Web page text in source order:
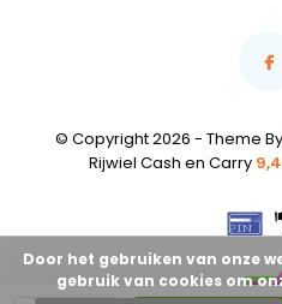
© Copyright 2026 - Theme By
Rijwiel Cash en Carry 9,4
Door het gebruiken van onze
gebruik van cookies om